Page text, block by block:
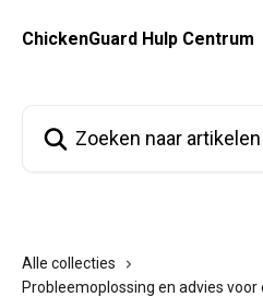
ChickenGuard Hulp Centrum
Alle collecties
Probleemoplossing en advies voor